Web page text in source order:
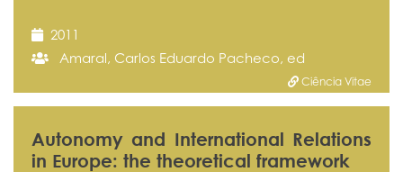
2011
Amaral, Carlos Eduardo Pacheco, ed
Ciência Vitae
Autonomy and International Relations
in Europe: the theoretical framework